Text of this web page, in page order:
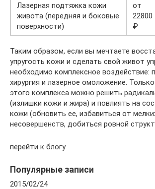
Лазерная подтяжка кожи
живота (передняя и боковые
поверхности)
от
22800
₽
Таким образом, если вы мечтаете
упругость кожи и сделать свой живот
необходимо комплексное воздействие:
хирургия и лазерное омоложение.
этого комплекса можно решить
(излишки кожи и жира) и повлиять на
кожи (обновить ее, избавиться от
несовершенств, добиться ровной
перейти к блогу
Популярные записи
2015/02/24